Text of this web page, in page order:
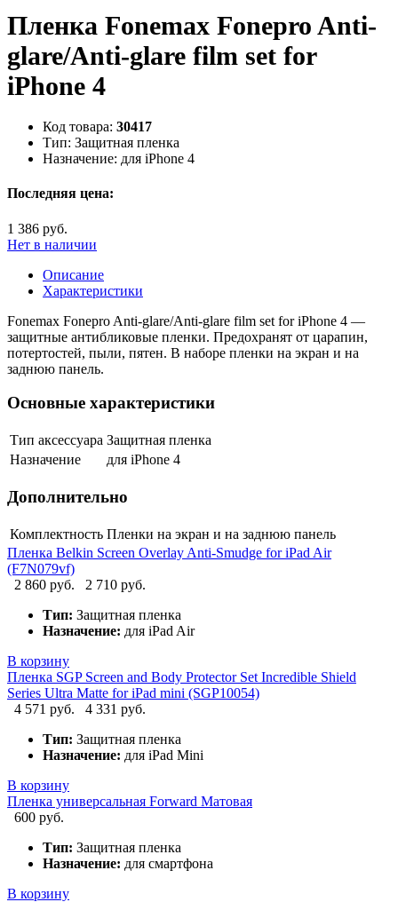
Пленка Fonemax Fonepro Anti-
glare/Anti-glare film set for
iPhone 4
Код товара: 30417
Тип: Защитная пленка
Назначение: для iPhone 4
Последняя цена:
1 386 руб.
Нет в наличии
Описание
Характеристики
Fonemax Fonepro Anti-glare/Anti-glare film set for iPhone 4 —
защитные антибликовые пленки. Предохранят от царапин,
потертостей, пыли, пятен. В наборе пленки на экран и на
заднюю панель.
Основные характеристики
Тип аксессуара Защитная пленка
Назначение
для iPhone 4
Дополнительно
Комплектность Пленки на экран и на заднюю панель
Пленка Belkin Screen Overlay Anti-Smudge for iPad Air
(F7N079vf)
2 860 руб.
2 710 руб.
Тип: Защитная пленка
Назначение: для iPad Air
В корзину
Пленка SGP Screen and Body Protector Set Incredible Shield
Series Ultra Matte for iPad mini (SGP10054)
4 571 руб.
4 331 руб.
Тип: Защитная пленка
Назначение: для iPad Mini
В корзину
Пленка универсальная Forward Матовая
600 руб.
Тип: Защитная пленка
Назначение: для смартфона
В корзину